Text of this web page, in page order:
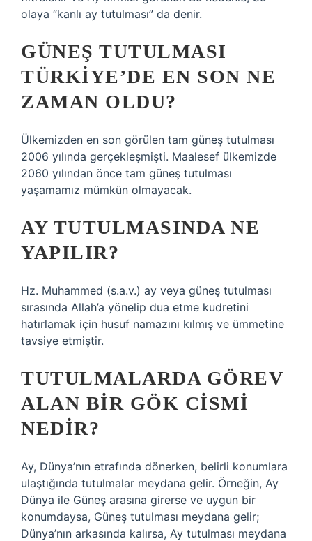
olaya “kanlı ay tutulması” da denir.
GÜNEŞ TUTULMASI
TÜRKIYE’DE EN SON NE
ZAMAN OLDU?
Ülkemizden en son görülen tam güneş tutulması
2006 yılında gerçekleşmişti. Maalesef ülkemizde
2060 yılından önce tam güneş tutulması
yaşamamız mümkün olmayacak.
AY TUTULMASINDA NE
YAPILIR?
Hz. Muhammed (s.a.v.) ay veya güneş tutulması
sırasında Allah’a yönelip dua etme kudretini
hatırlamak için husuf namazını kılmış ve ümmetine
tavsiye etmiştir.
TUTULMALARDA GÖREV
ALAN BIR GÖK CISMI
NEDIR?
Ay, Dünya’nın etrafında dönerken, belirli konumlara
ulaştığında tutulmalar meydana gelir. Örneğin, Ay
Dünya ile Güneş arasına girerse ve uygun bir
konumdaysa, Güneş tutulması meydana gelir;
Dünya’nın arkasında kalırsa, Ay tutulması meydana